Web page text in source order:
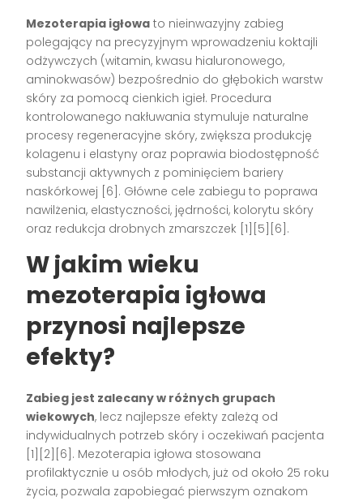
Mezoterapia igłowa to nieinwazyjny zabieg
polegający na precyzyjnym wprowadzeniu koktajli
odżywczych (witamin, kwasu hialuronowego,
aminokwasów) bezpośrednio do głębokich warstw
skóry za pomocą cienkich igieł. Procedura
kontrolowanego nakłuwania stymuluje naturalne
procesy regeneracyjne skóry, zwiększa produkcję
kolagenu i elastyny oraz poprawia biodostępność
substancji aktywnych z pominięciem bariery
naskórkowej [6]. Główne cele zabiegu to poprawa
nawilżenia, elastyczności, jędrności, kolorytu skóry
oraz redukcja drobnych zmarszczek [1][5][6].
W jakim wieku
mezoterapia igłowa
przynosi najlepsze
efekty?
Zabieg jest zalecany w różnych grupach
wiekowych, lecz najlepsze efekty zależą od
indywidualnych potrzeb skóry i oczekiwań pacjenta
[1][2][6]. Mezoterapia igłowa stosowana
profilaktycznie u osób młodych, już od około 25 roku
życia, pozwala zapobiegać pierwszym oznakom